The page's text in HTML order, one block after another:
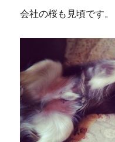
会社の桜も見頃です。